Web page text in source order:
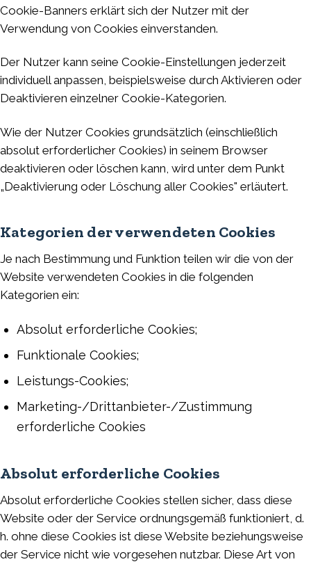
Cookie-Banners erklärt sich der Nutzer mit der
Verwendung von Cookies einverstanden.
Der Nutzer kann seine Cookie-Einstellungen jederzeit
individuell anpassen, beispielsweise durch Aktivieren oder
Deaktivieren einzelner Cookie-Kategorien.
Wie der Nutzer Cookies grundsätzlich (einschließlich
absolut erforderlicher Cookies) in seinem Browser
deaktivieren oder löschen kann, wird unter dem Punkt
„Deaktivierung oder Löschung aller Cookies" erläutert.
Kategorien der verwendeten Cookies
Je nach Bestimmung und Funktion teilen wir die von der
Website verwendeten Cookies in die folgenden
Kategorien ein:
Absolut erforderliche Cookies;
Funktionale Cookies;
Leistungs-Cookies;
Marketing-/Drittanbieter-/Zustimmung
erforderliche Cookies
Absolut erforderliche Cookies
Absolut erforderliche Cookies stellen sicher, dass diese
Website oder der Service ordnungsgemäß funktioniert, d.
h. ohne diese Cookies ist diese Website beziehungsweise
der Service nicht wie vorgesehen nutzbar. Diese Art von